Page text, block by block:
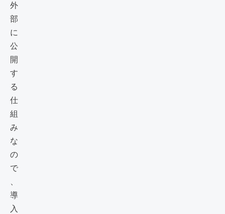
外
部
に
公
開
す
る
仕
組
み
な
の
で
、
導
入